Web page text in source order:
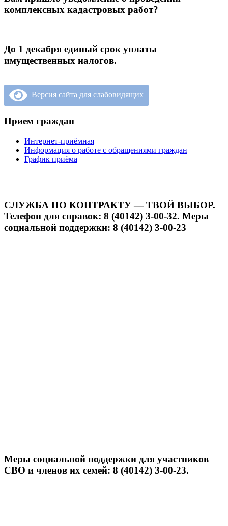
комплексных кадастровых работ?
До 1 декабря единый срок уплаты
имущественных налогов.
Версия сайта для слабовидящих
Прием граждан
Интернет-приёмная
Информация о работе с обращениями граждан
График приёма
СЛУЖБА ПО КОНТРАКТУ — ТВОЙ ВЫБОР.
Телефон для справок: 8 (40142) 3-00-32. Меры
социальной поддержки: 8 (40142) 3-00-23
Меры социальной поддержки для участников
СВО и членов их семей: 8 (40142) 3-00-23.